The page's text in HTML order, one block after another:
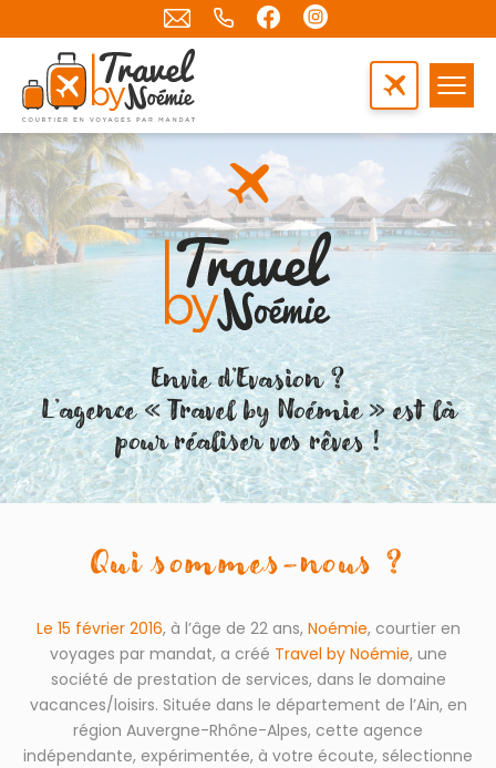
Envie d’Evasion ?
L’agence « Travel by Noémie » est là
pour réaliser vos rêves !
Qui sommes-nous ?
Le 15 février 2016, à l’âge de 22 ans, Noémie, courtier en
voyages par mandat, a créé Travel by Noémie, une
société de prestation de services, dans le domaine
vacances/loisirs. Située dans le département de l’Ain, en
région Auvergne-Rhône-Alpes, cette agence
indépendante, expérimentée, à votre écoute, sélectionne